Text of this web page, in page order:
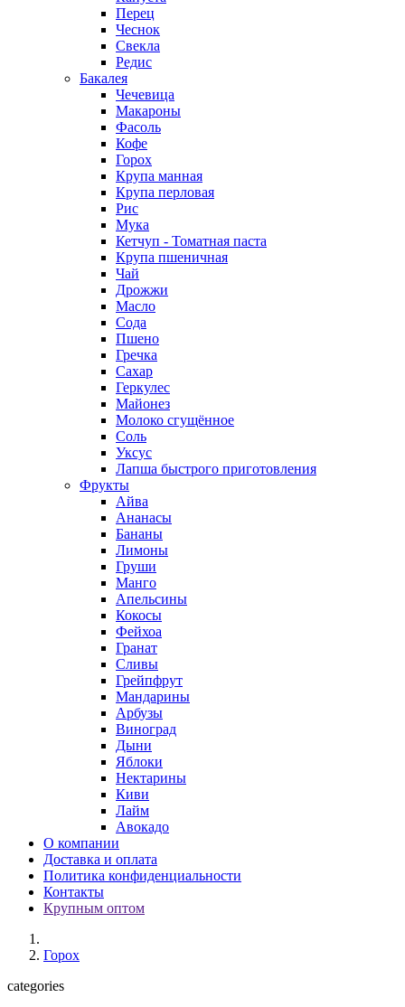
Перец
Чеснок
Свекла
Редис
Бакалея
Чечевица
Макароны
Фасоль
Кофе
Горох
Крупа манная
Крупа перловая
Рис
Мука
Кетчуп - Томатная паста
Крупа пшеничная
Чай
Дрожжи
Масло
Сода
Пшено
Гречка
Сахар
Геркулес
Майонез
Молоко сгущённое
Соль
Уксус
Лапша быстрого приготовления
Фрукты
Айва
Ананасы
Бананы
Лимоны
Груши
Манго
Апельсины
Кокосы
Фейхоа
Гранат
Сливы
Грейпфрут
Мандарины
Арбузы
Виноград
Дыни
Яблоки
Нектарины
Киви
Лайм
Авокадо
О компании
Доставка и оплата
Политика конфиденциальности
Контакты
Крупным оптом
Горох
categories